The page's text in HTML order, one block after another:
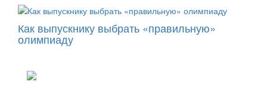
Как выпускнику выбрать «правильную»
олимпиаду